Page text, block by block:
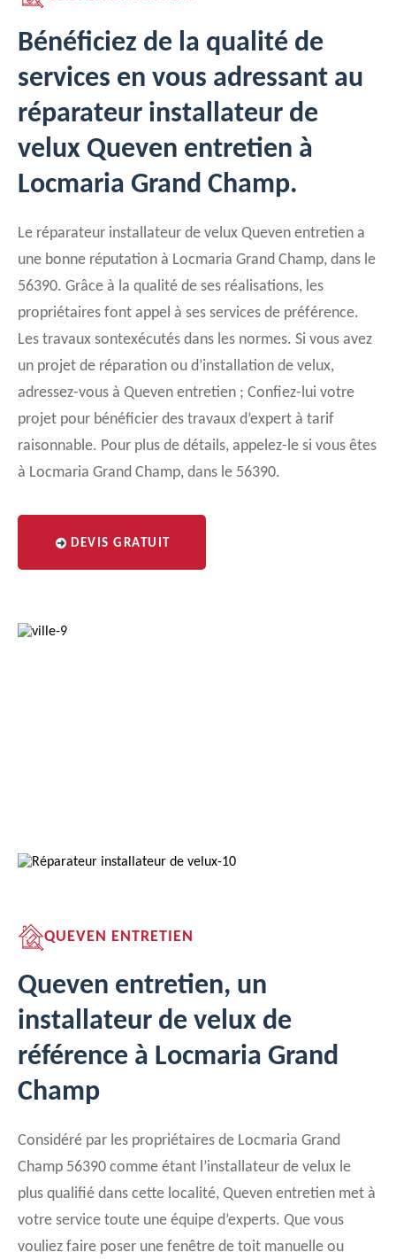
Bénéficiez de la qualité de
services en vous adressant au
réparateur installateur de
velux Queven entretien à
Locmaria Grand Champ.
Le réparateur installateur de velux Queven entretien a
une bonne réputation à Locmaria Grand Champ, dans le
56390. Grâce à la qualité de ses réalisations, les
propriétaires font appel à ses services de préférence.
Les travaux sontexécutés dans les normes. Si vous avez
un projet de réparation ou d’installation de velux,
adressez-vous à Queven entretien ; Confiez-lui votre
projet pour bénéficier des travaux d’expert à tarif
raisonnable. Pour plus de détails, appelez-le si vous êtes
à Locmaria Grand Champ, dans le 56390.
DEVIS GRATUIT
QUEVEN ENTRETIEN
Queven entretien, un
installateur de velux de
référence à Locmaria Grand
Champ
Considéré par les propriétaires de Locmaria Grand
Champ 56390 comme étant l’installateur de velux le
plus qualifié dans cette localité, Queven entretien met à
votre service toute une équipe d’experts. Que vous
vouliez faire poser une fenêtre de toit manuelle ou